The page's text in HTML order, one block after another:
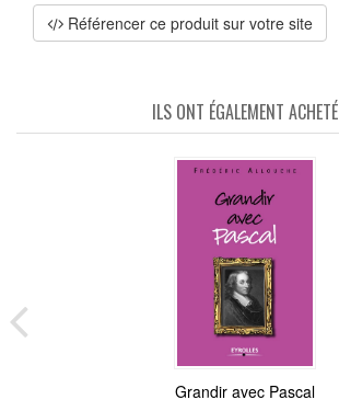
Référencer ce produit sur votre site
ILS ONT ÉGALEMENT ACHETÉ
Grandir avec Pascal